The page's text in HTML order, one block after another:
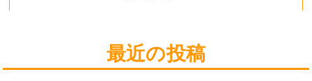
最近の投稿